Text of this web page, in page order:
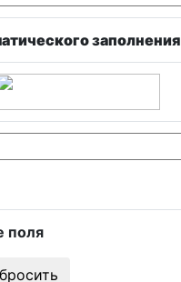
заполнения
поля